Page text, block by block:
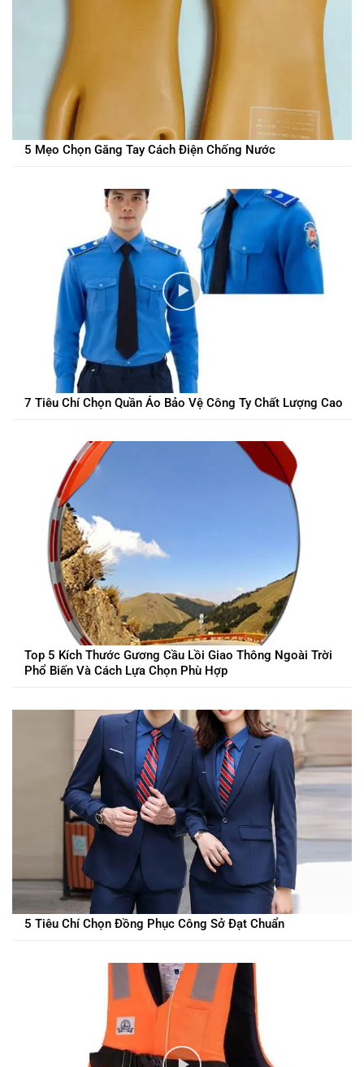
5 Mẹo Chọn Găng Tay Cách Điện Chống Nước
7 Tiêu Chí Chọn Quần Áo Bảo Vệ Công Ty Chất Lượng Cao
Top 5 Kích Thước Gương Cầu Lồi Giao Thông Ngoài Trời
Phổ Biến Và Cách Lựa Chọn Phù Hợp
5 Tiêu Chí Chọn Đồng Phục Công Sở Đạt Chuẩn